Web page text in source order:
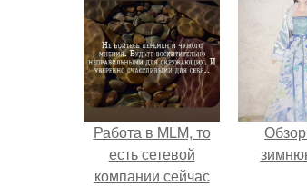
Работа в MLM, то
есть сетевой
компании сейчас